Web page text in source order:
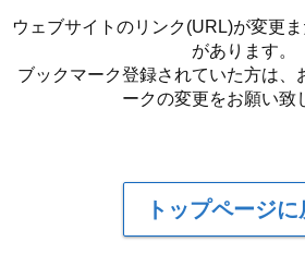
ウェブサイトのリンク(URL)が変更
があります。
ブックマーク登録されていた方は、
ークの変更をお願い致
トップページに